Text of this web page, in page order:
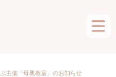
主催「母親教室」のお知らせ